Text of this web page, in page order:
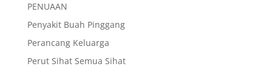
PENUAAN
Penyakit Buah Pinggang
Perancang Keluarga
Perut Sihat Semua Sihat